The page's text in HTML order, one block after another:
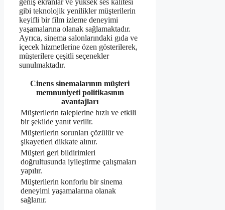
geniş ekranlar ve yüksek ses kalitesi
gibi teknolojik yenilikler müşterilerin
keyifli bir film izleme deneyimi
yaşamalarına olanak sağlamaktadır.
Ayrıca, sinema salonlarındaki gıda ve
içecek hizmetlerine özen gösterilerek,
müşterilere çeşitli seçenekler
sunulmaktadır.
Cinens sinemalarının müşteri
memnuniyeti politikasının
avantajları
Müşterilerin taleplerine hızlı ve etkili
bir şekilde yanıt verilir.
Müşterilerin sorunları çözülür ve
şikayetleri dikkate alınır.
Müşteri geri bildirimleri
doğrultusunda iyileştirme çalışmaları
yapılır.
Müşterilerin konforlu bir sinema
deneyimi yaşamalarına olanak
sağlanır.